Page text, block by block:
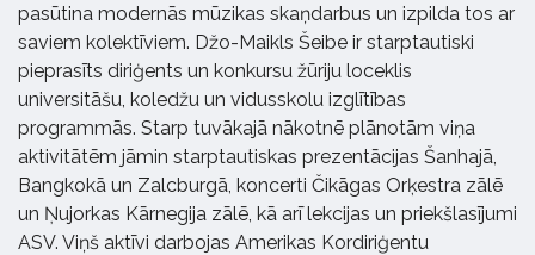
pasūtina modernās mūzikas skaņdarbus un izpilda tos ar
saviem kolektīviem. Džo-Maikls Šeibe ir starptautiski
pieprasīts diriģents un konkursu žūriju loceklis
universitāšu, koledžu un vidusskolu izglītības
programmās. Starp tuvākajā nākotnē plānotām viņa
aktivitātēm jāmin starptautiskas prezentācijas Šanhajā,
Bangkokā un Zalcburgā, koncerti Čikāgas Orķestra zālē
un Ņujorkas Kārnegija zālē, kā arī lekcijas un priekšlasījumi
ASV. Viņš aktīvi darbojas Amerikas Kordiriģentu